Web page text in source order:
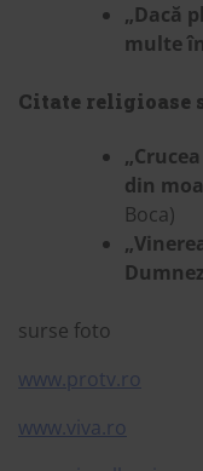
„Dacă
multe
Citate religioase
din
Boca)
surse foto
www.protv.ro
www.viva.ro